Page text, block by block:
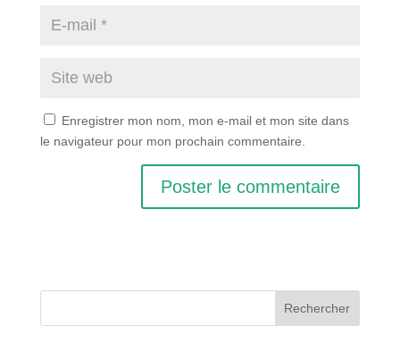
Enregistrer mon nom, mon e-mail et mon site dans
le navigateur pour mon prochain commentaire.